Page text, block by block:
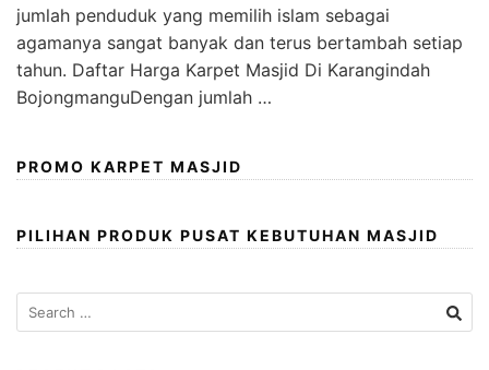
jumlah penduduk yang memilih islam sebagai
agamanya sangat banyak dan terus bertambah setiap
tahun. Daftar Harga Karpet Masjid Di Karangindah
BojongmanguDengan jumlah …
PROMO KARPET MASJID
PILIHAN PRODUK PUSAT KEBUTUHAN MASJID